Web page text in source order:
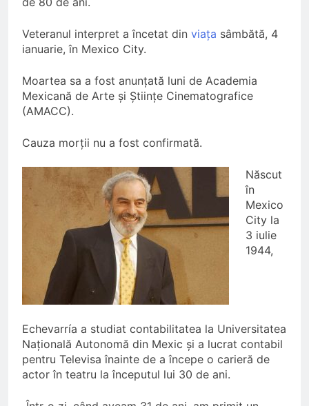
Veteranul interpret a încetat din viața sâmbătă, 4
ianuarie, în Mexico City.
Moartea sa a fost anunțată luni de Academia
Mexicană de Arte și Științe Cinematografice
(AMACC).
Cauza morții nu a fost confirmată.
Născut
în
Mexico
City la
3 iulie
1944,
Echevarría a studiat contabilitatea la Universitatea
Națională Autonomă din Mexic și a lucrat contabil
pentru Televisa înainte de a începe o carieră de
actor în teatru la începutul lui 30 de ani.